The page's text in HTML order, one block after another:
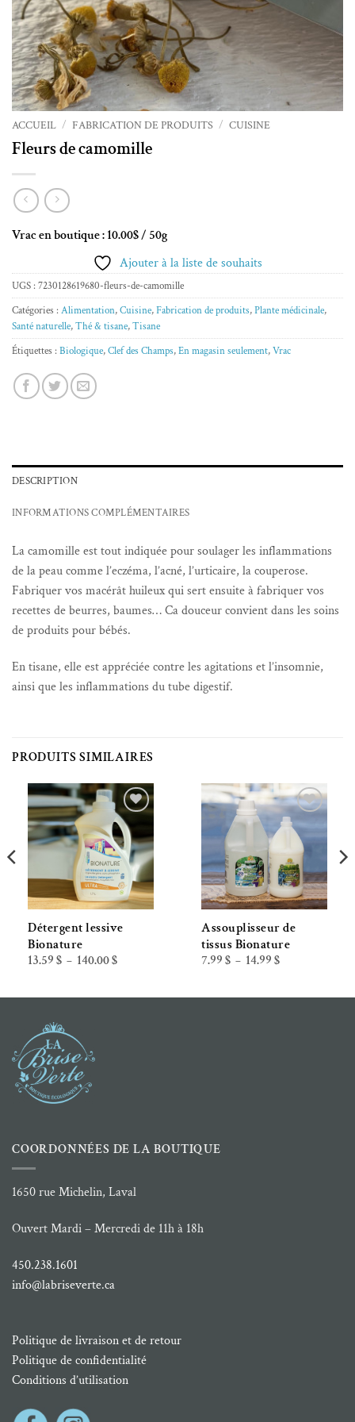
ACCUEIL / FABRICATION DE PRODUITS / CUISINE
Fleurs de camomille
Vrac en boutique : 10.00$ / 50g
Ajouter à la liste de souhaits
UGS : 7230128619680-fleurs-de-camomille
Catégories : Alimentation,Cuisine,Fabrication de produits,Plante médicinale,
Santé naturelle,Thé & tisane,Tisane
Étiquettes : Biologique,Clef des Champs,En magasin seulement,Vrac
DESCRIPTION
INFORMATIONS COMPLÉMENTAIRES
La camomille est tout indiquée pour soulager les inflammations
de la peau comme l’eczéma, l’acné, l’urticaire, la couperose.
Fabriquer vos macérât huileux qui sert ensuite à fabriquer vos
recettes de beurres, baumes… Ca douceur convient dans les soins
de produits pour bébés.
En tisane, elle est appréciée contre les agitations et l’insomnie,
ainsi que les inflammations du tube digestif.
PRODUITS SIMILAIRES
Ajouter à la liste de souhaits
Détergent lessive
Bionature
13.59 $ – 140.00$Plage
à
Ajouter à la liste de souhaits
Assouplisseur de
tissus Bionature
7.99 $ – 14.99 $Plage
à
COORDONNÉES DE LA BOUTIQUE
1650 rue Michelin, Laval
Ouvert Mardi – Mercredi de 11h à 18h
450.238.1601
info@labriseverte.ca
Politique de livraison et de retour
Politique de confidentialité
Conditions d’utilisation